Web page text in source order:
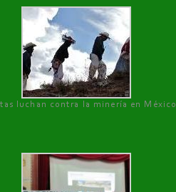
luchan contra la minería en México